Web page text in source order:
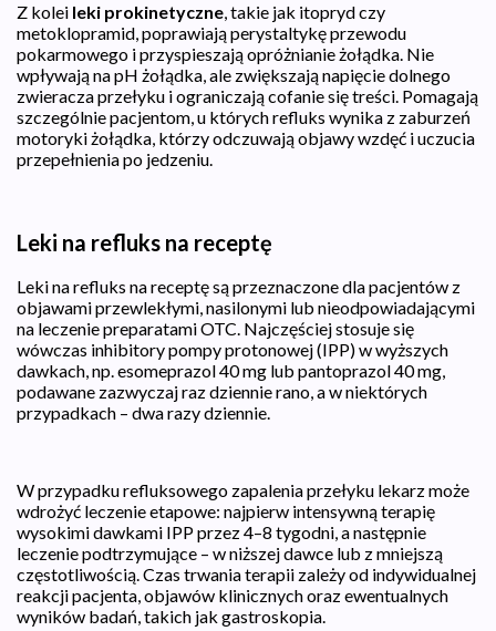
Z kolei leki prokinetyczne, takie jak itopryd czy
metoklopramid, poprawiają perystaltykę przewodu
pokarmowego i przyspieszają opróżnianie żołądka. Nie
wpływają na pH żołądka, ale zwiększają napięcie dolnego
zwieracza przełyku i ograniczają cofanie się treści. Pomagają
szczególnie pacjentom, u których refluks wynika z zaburzeń
motoryki żołądka, którzy odczuwają objawy wzdęć i uczucia
przepełnienia po jedzeniu.
Leki na refluks na receptę
Leki na refluks na receptę są przeznaczone dla pacjentów z
objawami przewlekłymi, nasilonymi lub nieodpowiadającymi
na leczenie preparatami OTC. Najczęściej stosuje się
wówczas inhibitory pompy protonowej (IPP) w wyższych
dawkach, np. esomeprazol 40 mg lub pantoprazol 40 mg,
podawane zazwyczaj raz dziennie rano, a w niektórych
przypadkach – dwa razy dziennie.
W przypadku refluksowego zapalenia przełyku lekarz może
wdrożyć leczenie etapowe: najpierw intensywną terapię
wysokimi dawkami IPP przez 4–8 tygodni, a następnie
leczenie podtrzymujące – w niższej dawce lub z mniejszą
częstotliwością. Czas trwania terapii zależy od indywidualnej
reakcji pacjenta, objawów klinicznych oraz ewentualnych
wyników badań, takich jak gastroskopia.